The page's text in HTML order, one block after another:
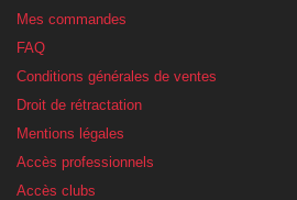
Mes commandes
FAQ
Conditions générales de ventes
Droit de rétractation
Mentions légales
Accès professionnels
Accès clubs